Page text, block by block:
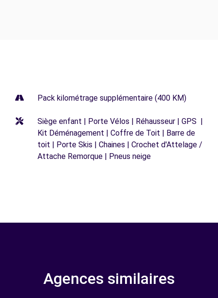
Pack kilométrage supplémentaire (400 KM)
Siège enfant | Porte Vélos | Réhausseur | GPS |
Kit Déménagement | Coffre de Toit | Barre de
toit | Porte Skis | Chaines | Crochet d'Attelage /
Attache Remorque | Pneus neige
Agences similaires